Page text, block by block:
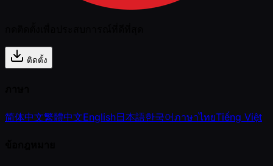
ติดตั้ง
简体中文繁體中文English日本語한국어ภาษาไทยTiếng Việt